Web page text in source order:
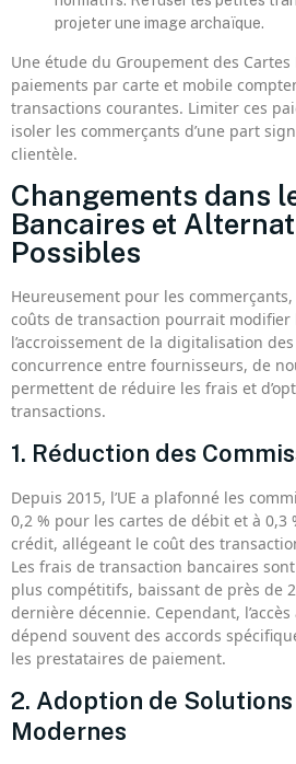
projeter une image archaïque.
Une étude du Groupement des
paiements par carte et mobile
transactions courantes. Limiter ces
isoler les commerçants d’une part
clientèle.
Changements dans
Bancaires et
Possibles
Heureusement pour les commerçants,
coûts de transaction pourrait modifier
l’accroissement de la digitalisation
concurrence entre fournisseurs, de
permettent de réduire les frais et
transactions.
1. Réduction des
Depuis 2015, l’UE a plafonné les
0,2 % pour les cartes de débit et à 0,3
crédit, allégeant le coût des
Les frais de transaction bancaires
plus compétitifs, baissant de près de
dernière décennie. Cependant,
dépend souvent des accords
les prestataires de paiement.
2. Adoption de
Modernes